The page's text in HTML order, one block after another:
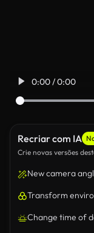
0:00 / 0:00
Recriar com IA
Crie novas versões
New camera
Transform
Change time of